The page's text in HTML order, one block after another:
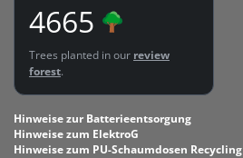
4665
Trees planted in our review
forest.
Hinweise zur Batterieentsorgung
Hinweise zum ElektroG
Hinweise zum PU-Schaumdosen Recycling